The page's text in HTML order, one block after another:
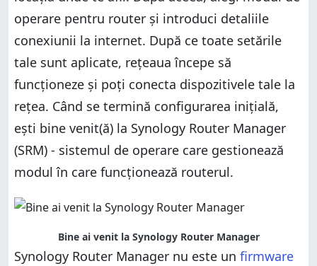
operare pentru router și introduci detaliile
conexiunii la internet. După ce toate setările
tale sunt aplicate, rețeaua începe să
funcționeze și poți conecta dispozitivele tale la
rețea. Când se termină configurarea inițială,
ești bine venit(ă) la Synology Router Manager
(SRM) - sistemul de operare care gestionează
modul în care funcționează routerul.
Bine ai venit la Synology Router Manager
Synology Router Manager nu este un firmware